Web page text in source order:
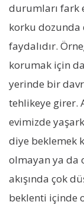
durumları fark
korku dozunda
faydalıdır.
korumak için
yerinde bir
tehlikeye girer.
evimizde
diye beklemek
olmayan ya da
akışında çok
beklenti içinde